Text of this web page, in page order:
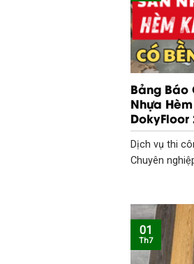
Bảng Báo
Nhựa
DokyFloor
Dịch vụ thi
Chuyên
01
Th7